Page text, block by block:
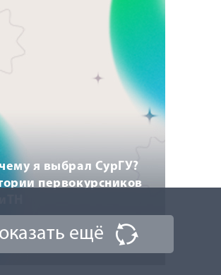
я выбрал СурГУ?
первокурсников
2024 ещё